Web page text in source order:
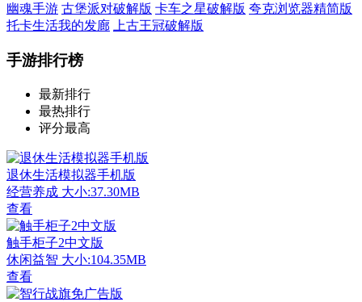
幽魂手游 古堡派对破解版 卡车之星破解版 夸克浏览器精简版
托卡生活我的发廊
上古王冠破解版
手游排行榜
最新排行
最热排行
评分最高
退休生活模拟器手机版
经营养成 大小:37.30MB
查看
触手柜子2中文版
休闲益智 大小:104.35MB
查看